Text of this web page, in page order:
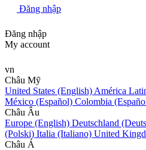
Đăng nhập
Đăng nhập
My account
vn
Châu Mỹ
United States (English) América
México (Español) Colombia
Châu Âu
Europe (English) Deutschland
(Polski) Italia (Italiano) United
Châu Á